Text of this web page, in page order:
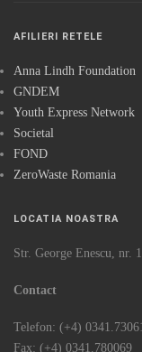
AFILIERI RETELE
Anna Lindh Foundation
GNDEM
Youth Express Network
Societal
FOND
ZeroWaste Romania
LOCATIA NOASTRA
Str. George Enescu, nr.
Contact
Telefon: (+4)
Fax: (+4) 0341.780069